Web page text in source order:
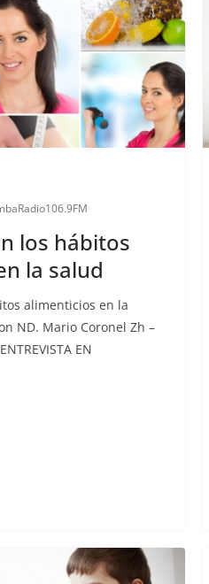
los hábitos
la salud
alimenticios en la
ND. Mario Coronel Zh –
EN